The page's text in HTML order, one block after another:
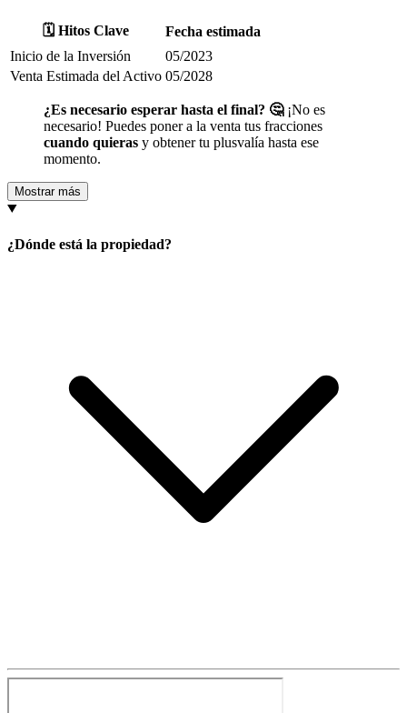
🗓️ Hitos Clave
Fecha estimada
Inicio de la Inversión
05/2023
Venta Estimada del Activo 05/2028
¿Es necesario esperar hasta el final? 🤔¡No es
necesario! Puedes poner a la venta tus fracciones
cuando quieras y obtener tu plusvalía hasta ese
momento.
Mostrar más
¿Dónde está la propiedad?